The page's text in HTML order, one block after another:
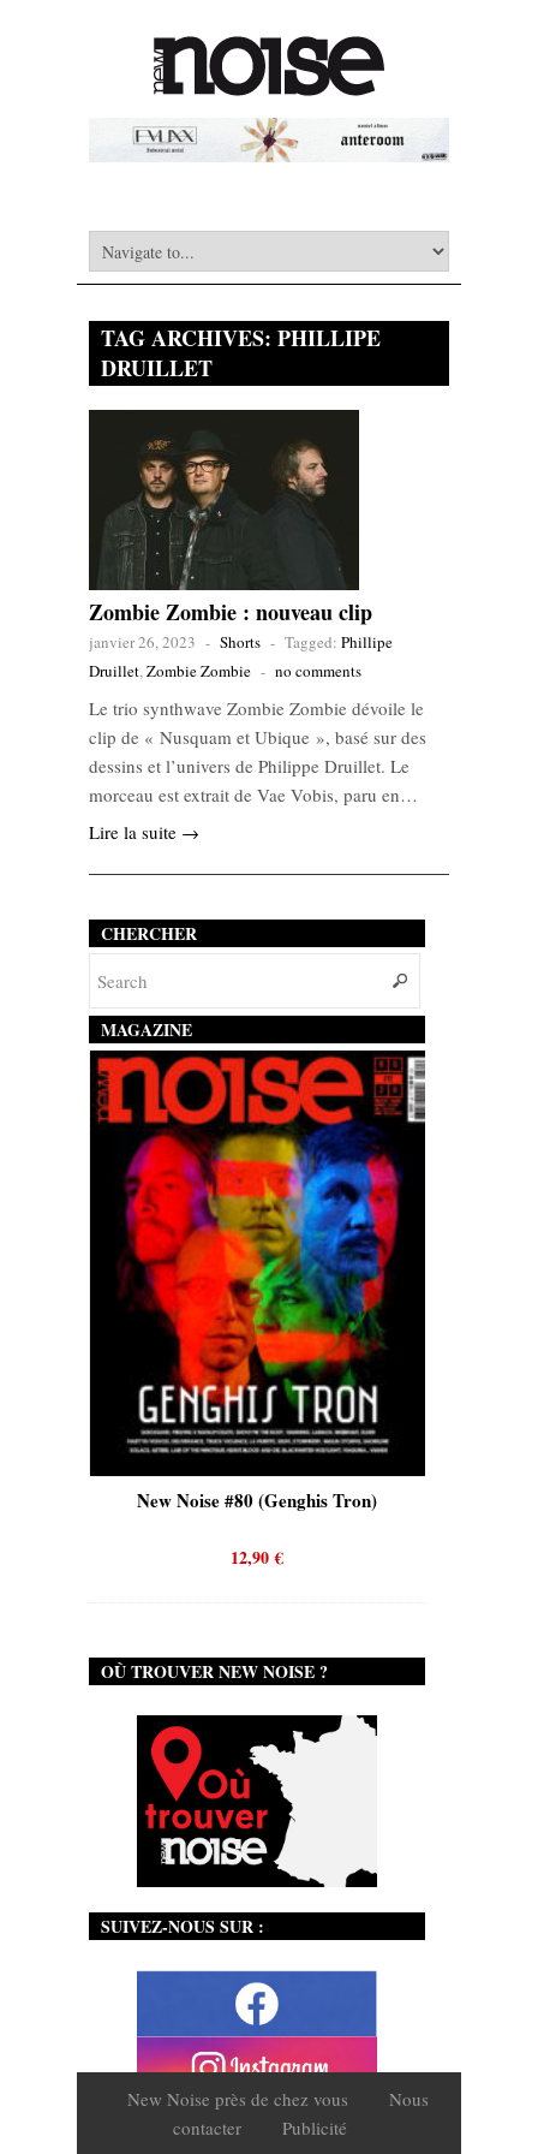
TAG ARCHIVES: PHILLIPE
DRUILLET
Zombie Zombie : nouveau clip
janvier 26, 2023 - Shorts - Tagged: Phillipe
Druillet,Zombie Zombie - no comments
Le trio synthwave Zombie Zombie dévoile le
clip de « Nusquam et Ubique », basé sur des
dessins et l’univers de Philippe Druillet. Le
morceau est extrait de Vae Vobis, paru en…
Lire la suite →
CHERCHER
MAGAZINE
New Noise #80 (Genghis Tron)
12,90€
OÙ TROUVER NEW NOISE ?
SUIVEZ-NOUS SUR :
New Noise près de chez vous
Nous
contacter
Publicité